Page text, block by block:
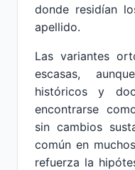
donde residían
apellido.
Las variantes
escasas,
históricos y
encontrarse
sin cambios
común en
refuerza la